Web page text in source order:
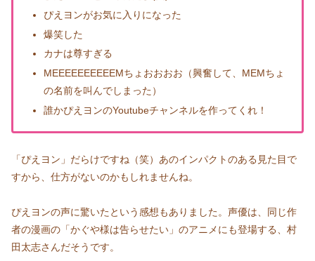
ぴえヨンがお気に入りになった
爆笑した
カナは尊すぎる
MEEEEEEEEEEMちょおおおお（興奮して、MEMちょ
の名前を叫んでしまった）
誰かぴえヨンのYoutubeチャンネルを作ってくれ！
「ぴえヨン」だらけですね（笑）あのインパクトのある見た目で
すから、仕方がないのかもしれませんね。
ぴえヨンの声に驚いたという感想もありました。声優は、同じ作
者の漫画の「かぐや様は告らせたい」のアニメにも登場する、村
田太志さんだそうです。